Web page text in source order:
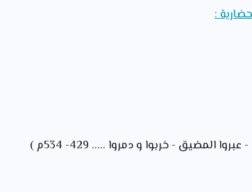
:
المضيق - خربوا و دمروا ..... 429- 534م )